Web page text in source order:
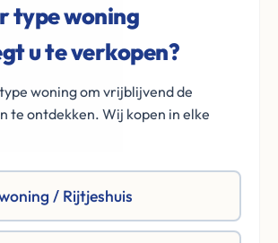
type woning
u te verkopen?
woning om vrijblijvend de
te ontdekken. Wij kopen in elke
/ Rijtjeshuis